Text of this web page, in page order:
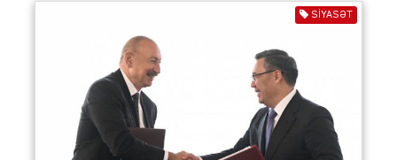
SIYASƏT